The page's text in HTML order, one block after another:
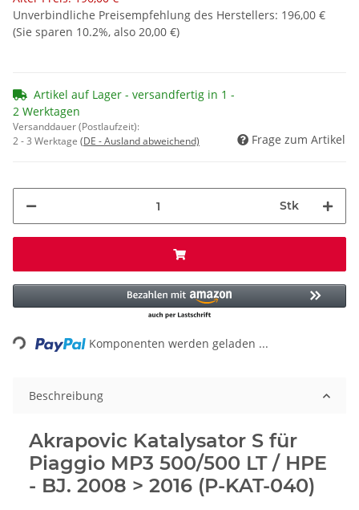
Unverbindliche Preisempfehlung des Herstellers: 196,00 €
(Sie sparen 10.2%, also 20,00 €)
Artikel auf Lager - versandfertig in 1 -
2 Werktagen
Versanddauer (Postlaufzeit):
2 - 3 Werktage (DE - Ausland abweichend) Frage zum Artikel
Stk
Loading... Komponenten werden geladen ...
Beschreibung
Akrapovic Katalysator S für
Piaggio MP3 500/500 LT / HPE
- BJ. 2008 > 2016 (P-KAT-040)